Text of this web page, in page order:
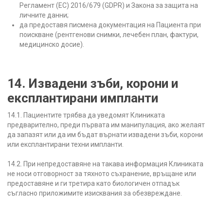
Регламент (ЕС) 2016/679 (GDPR) и Закона за защита на
личните данни;
да предоставя писмена документация на Пациента при
поискване (рентгенови снимки, лечебен план, фактури,
медицинско досие).
14. Извадени зъби, корони и
експлантирани импланти
14.1. Пациентите трябва да уведомят Клиниката
предварително, преди първата им манипулация, ако желаят
да запазят или да им бъдат върнати извадени зъби, корони
или експлантирани техни импланти.
14.2. При непредоставяне на такава информация Клиниката
не носи отговорност за тяхното съхранение, връщане или
предоставяне и ги третира като биологичен отпадък
съгласно приложимите изисквания за обезвреждане.